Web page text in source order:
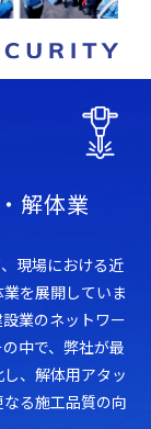
解体業
現場における近
を展開していま
業のネットワー
中で、弊社が最
、解体用アタッ
る施工品質の向